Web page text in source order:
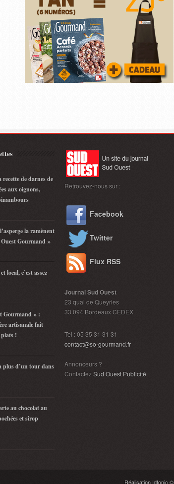
recette de darnes de
aux oignons,
la ramènent
Gourmand »
local, c’est assez
Gourmand » :
artisanale fait
plats !
plus d’un tour dans
au chocolat au
et sirop
Retrouvez-nous sur :
Facebook
Twitter
Flux RSS
Journal Sud Ouest
23 quai de Queyries
33 094 Bordeaux CEDEX
Tel : 05 35 31 31 31
contact@so-gourmand.fr
Annonceurs ?
ContactezSud Ouest Publicité
Réalisation Idtonic ©